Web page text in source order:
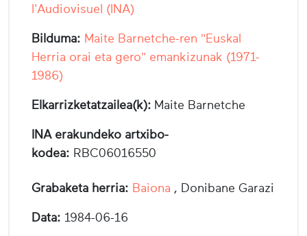
l'Audiovisuel (INA)
Bilduma: Maite Barnetche-ren "Euskal
Herria orai eta gero" emankizunak (1971-
1986)
Elkarrizketatzailea(k): Maite Barnetche
INA erakundeko artxibo-
kodea: RBC06016550
Grabaketa herria: Baiona , Donibane Garazi
Data: 1984-06-16